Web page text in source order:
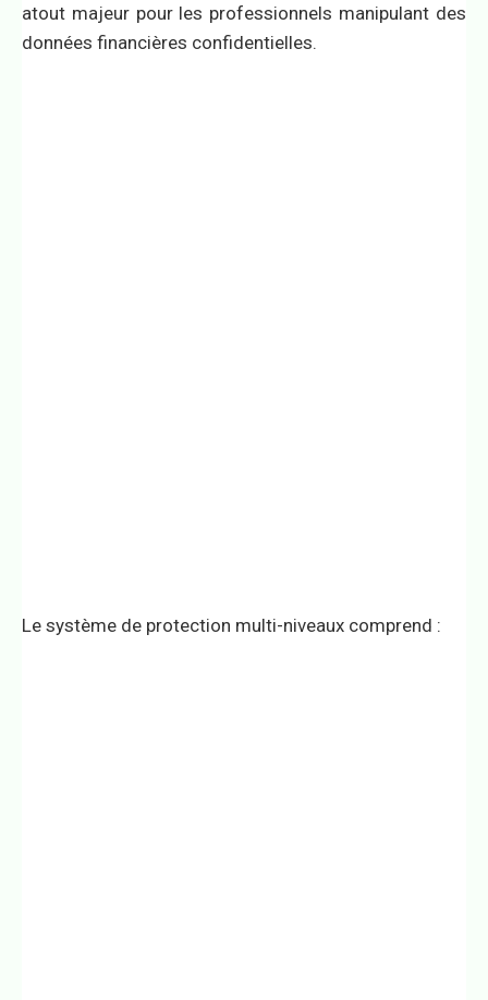
atout majeur pour les professionnels manipulant des
données financières confidentielles.
Le système de protection multi-niveaux comprend :